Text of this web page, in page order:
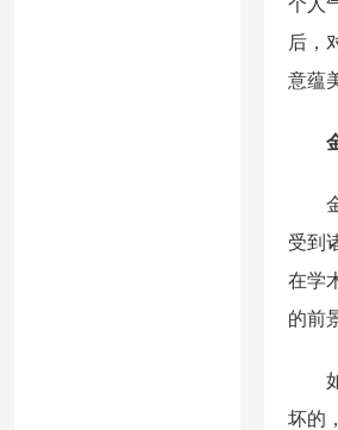
个人
后，
意蕴
金
受到
在学
的前
如
坏的